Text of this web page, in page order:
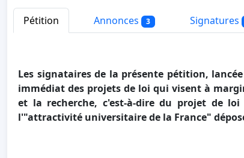
Pétition Annonces 3 Signatures
Les signataires de la présente pétition,
immédiat des projets de loi qui visent à
et la recherche, c'est-à-dire du projet de
l'"attractivité universitaire de la France"